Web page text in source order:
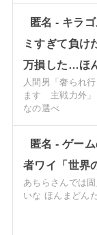
匿名- キラ
ミすぎて負
万損した…ほ
人間男「奢られ
ます 主戦力外」
なの選べ
匿名- ゲー
者ワイ「世界
あちらさんでは
いな ほんまどん